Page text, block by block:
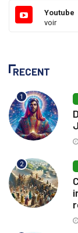
Youtube
voir
RECENT
1
2